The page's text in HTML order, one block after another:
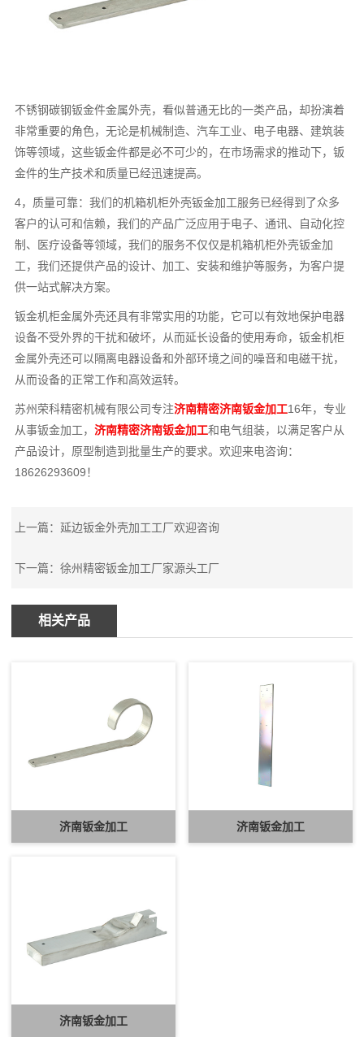
不锈钢碳钢钣金件金属外壳，看似普通无比的一类产品，却扮演着
非常重要的角色，无论是机械制造、汽车工业、电子电器、建筑装
饰等领域，这些钣金件都是必不可少的，在市场需求的推动下，钣
金件的生产技术和质量已经迅速提高。
4，质量可靠：我们的机箱机柜外壳钣金加工服务已经得到了众多
客户的认可和信赖，我们的产品广泛应用于电子、通讯、自动化控
制、医疗设备等领域，我们的服务不仅仅是机箱机柜外壳钣金加
工，我们还提供产品的设计、加工、安装和维护等服务，为客户提
供一站式解决方案。
钣金机柜金属外壳还具有非常实用的功能，它可以有效地保护电器
设备不受外界的干扰和破坏，从而延长设备的使用寿命，钣金机柜
金属外壳还可以隔离电器设备和外部环境之间的噪音和电磁干扰，
从而设备的正常工作和高效运转。
苏州荣科精密机械有限公司专注济南精密济南钣金加工16年，专业
从事钣金加工，济南精密济南钣金加工和电气组装，以满足客户从
产品设计，原型制造到批量生产的要求。欢迎来电咨询：
18626293609！
上一篇：延边钣金外壳加工工厂欢迎咨询
下一篇：徐州精密钣金加工厂家源头工厂
相关产品
济南钣金加工 济南钣金加工
济南钣金加工